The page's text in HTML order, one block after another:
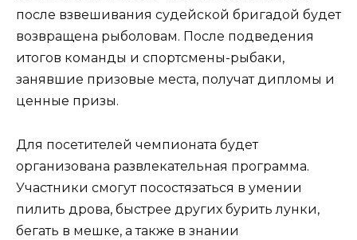
после взвешивания судейской бригадой будет
возвращена рыболовам. После подведения
итогов команды и спортсмены-рыбаки,
занявшие призовые места, получат дипломы и
ценные призы.
Для посетителей чемпионата будет
организована развлекательная программа.
Участники смогут посостязаться в умении
пилить дрова, быстрее других бурить лунки,
бегать в мешке, а также в знании